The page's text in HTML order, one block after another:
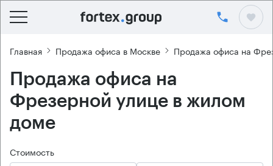
Главная Продажа офиса в Москве Продажа офиса на
Продажа офиса на
Фрезерной улице в жилом
доме
Стоимость